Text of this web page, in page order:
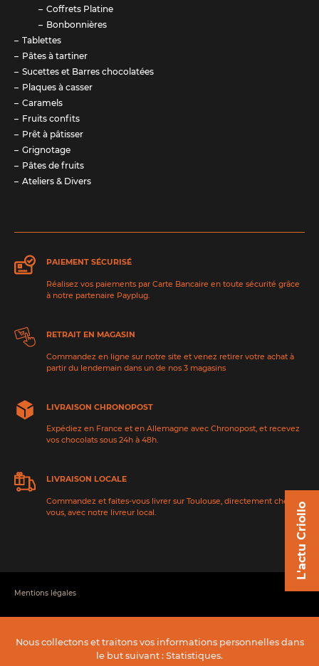
Nous collectons et traitons vos informations personnelles dans
le but suivant : Statistiques.
L'actu Criollo
Coffrets Platine
Bonbonnières
Tablettes
Pâtes à tartiner
Sucettes et Barres chocolatées
Plaques à casser
Caramels
Fruits confits
Prêt à pâtisser
Grignotage
Pâtes de fruits
Ateliers & Divers
PAIEMENT SÉCURISÉ
Réalisez vos paiements par Carte Bancaire en toute sécurité grâce
à notre partenaire Payplug.
RETRAIT EN MAGASIN
Commandez en ligne sur notre site et venez retirer votre achat à
partir du lendemain dans un de nos 3 magasins
LIVRAISON CHRONOPOST
Expédiez en France et en Allemagne avec Chronopost, et recevez
vos chocolats sous 24h à 48h.
LIVRAISON LOCALE
Commandez et faites-vous livrer sur Toulouse, directement chez
vous, avec notre livreur local.
Mentions légales